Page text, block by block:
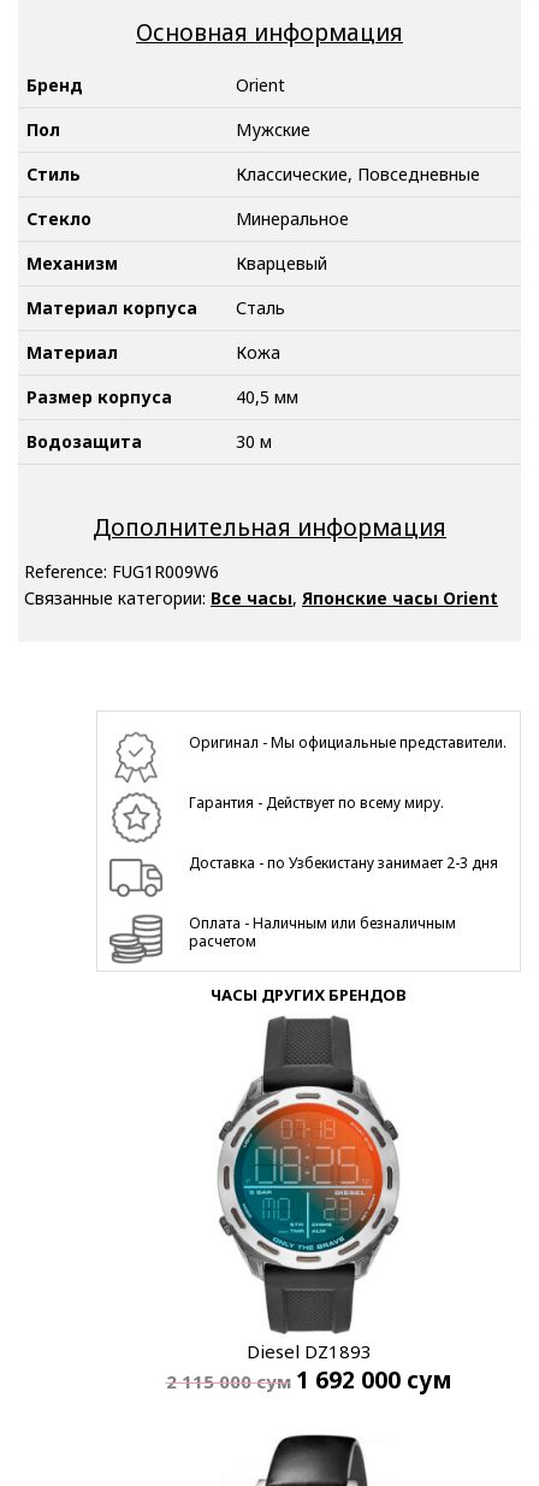
Основная информация
Бренд
Orient
Пол
Мужские
Стиль
Классические, Повседневные
Стекло
Минеральное
Механизм
Кварцевый
Материал корпуса
Сталь
Материал
Кожа
Размер корпуса
40,5 мм
Водозащита
30 м
Дополнительная информация
Reference: FUG1R009W6
Связанные категории: Все часы, Японские часы Orient
Оригинал - Мы официальные представители.
Гарантия - Действует по всему миру.
Доставка - по Узбекистану занимает 2-3 дня
Оплата - Наличным или безналичным
расчетом
ЧАСЫ ДРУГИХ БРЕНДОВ
Diesel DZ1893
2 115 000сум 1 692 000 сум